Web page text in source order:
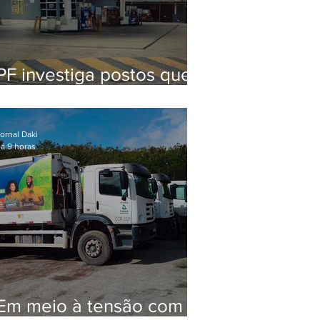
investiga postos que
de secretário
em 2020
meio à tensão com
Daki
9 horas